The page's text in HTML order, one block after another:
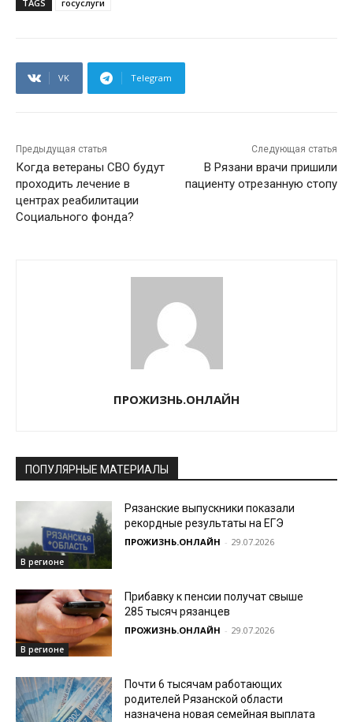
TAGS госуслуги
VK Telegram
Предыдущая статья
Когда ветераны СВО будут
проходить лечение в
центрах реабилитации
Социального фонда?
Следующая статья
В Рязани врачи пришили
пациенту отрезанную стопу
ПРОЖИЗНЬ.ОНЛАЙН
ПОПУЛЯРНЫЕ МАТЕРИАЛЫ
В регионе
Рязанские выпускники показали
рекордные результаты на ЕГЭ
ПРОЖИЗНЬ.ОНЛАЙН - 29.07.2026
В регионе
Прибавку к пенсии получат свыше
285 тысяч рязанцев
ПРОЖИЗНЬ.ОНЛАЙН - 29.07.2026
Почти 6 тысячам работающих
родителей Рязанской области
назначена новая семейная выплата